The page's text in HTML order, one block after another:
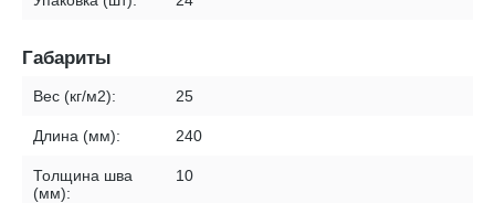
Габариты
Вес (кг/м2): 25
Длина (мм): 240
Толщина шва
(мм):
10